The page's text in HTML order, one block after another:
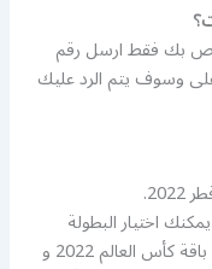
بك فقط ارسل رقم
وسوف يتم الرد عليك
اختيار البطولة
والمسابقة التي ترغب بمتابعتها, حيث ستجد باقة كأس العالم 2022 و